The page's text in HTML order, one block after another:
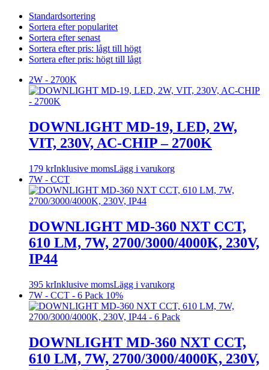
Standardsortering
Sortera efter popularitet
Sortera efter senast
Sortera efter pris: lågt till högt
Sortera efter pris: högt till lågt
2W - 2700K
DOWNLIGHT MD-19, LED, 2W,
VIT, 230V, AC-CHIP – 2700K
179 krInklusive momsLägg i varukorg
7W - CCT
DOWNLIGHT MD-360 NXT CCT,
610 LM, 7W, 2700/3000/4000K, 230V,
IP44
395 krInklusive momsLägg i varukorg
7W - CCT - 6 Pack 10%
DOWNLIGHT MD-360 NXT CCT,
610 LM, 7W, 2700/3000/4000K, 230V,